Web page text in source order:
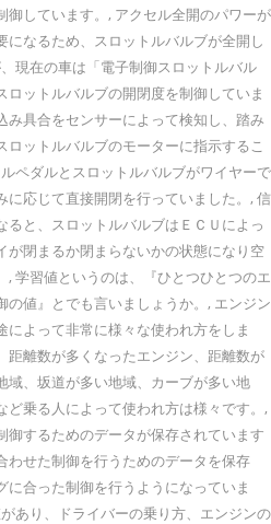
御しています。, アクセル全開のパワーが
なるため、スロットルバルブが全開し
現在の車は「電子制御スロットルバル
ットルバルブの開閉度を制御していま
具合をセンサーによって検知し、踏み
ットルバルブのモーターに指示するこ
ペダルとスロットルバルブがワイヤーで
に応じて直接開閉を行っていました。, 信
と、スロットルバルブはＥＣＵによっ
が閉まるか閉まらないかの状態になり空
学習値というのは、『ひとつひとつのエ
の値』とでも言いましょうか。, エンジン
よって非常に様々な使われ方をしま
距離数が多くなったエンジン、距離数が
域、坂道が多い地域、カーブが多い地
乗る人によって使われ方は様々です。,
御するためのデータが保存されています
わせた制御を行うためのデータを保存
に合った制御を行うようになっていま
あり、ドライバーの乗り方、エンジンの